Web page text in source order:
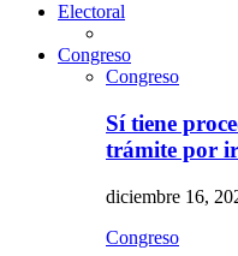
Electoral
Congreso
Congreso
Sí tiene
trámite por
diciembre 16,
Congreso